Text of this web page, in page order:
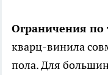
Ограничения по
кварц-винила
пола. Для